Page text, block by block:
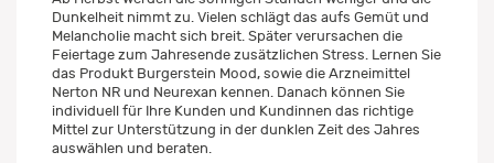
Dunkelheit nimmt zu. Vielen schlägt das aufs Gemüt und
Melancholie macht sich breit. Später verursachen die
Feiertage zum Jahresende zusätzlichen Stress. Lernen Sie
das Produkt Burgerstein Mood, sowie die Arzneimittel
Nerton NR und Neurexan kennen. Danach können Sie
individuell für Ihre Kunden und Kundinnen das richtige
Mittel zur Unterstützung in der dunklen Zeit des Jahres
auswählen und beraten.